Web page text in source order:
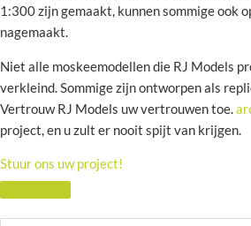
1:300 zijn gemaakt, kunnen sommige ook
nagemaakt.
Niet alle moskeemodellen die RJ Models
verkleind. Sommige zijn ontworpen als
Vertrouw RJ Models uw vertrouwen toe.
project, en u zult er nooit spijt van krijgen.
Stuur ons uw project!